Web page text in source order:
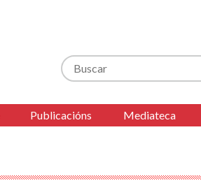
Buscar
Publicacións Mediateca